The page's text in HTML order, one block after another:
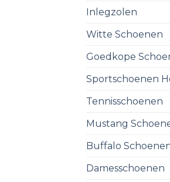
Inlegzolen
Witte Schoenen
Goedkope
Sportschoenen
Tennisschoenen
Mustang
Buffalo
Damesschoenen